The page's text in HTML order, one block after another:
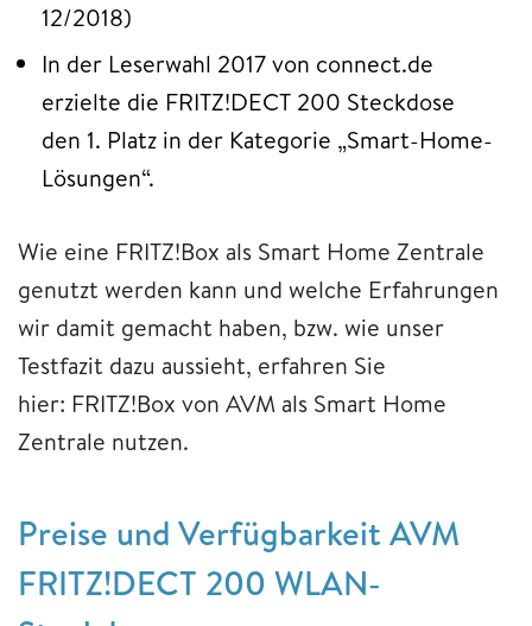
12/2018)
In der Leserwahl 2017 von connect.de
erzielte die FRITZ!DECT 200 Steckdose
den 1. Platz in der Kategorie „Smart-Home-
Lösungen“.
Wie eine FRITZ!Box als Smart Home Zentrale
genutzt werden kann und welche Erfahrungen
wir damit gemacht haben, bzw. wie unser
Testfazit dazu aussieht, erfahren Sie
hier: FRITZ!Box von AVM als Smart Home
Zentrale nutzen.
Preise und Verfügbarkeit AVM
FRITZ!DECT 200 WLAN-